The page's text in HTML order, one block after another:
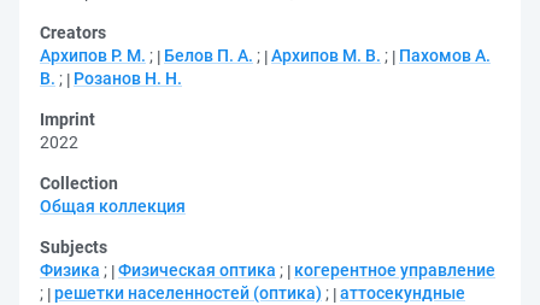
Creators
Архипов Р. М. ; Белов П. А. ; Архипов М. В. ;
Пахомов А.
В. ; Розанов Н. Н.
Imprint
2022
Collection
Общая коллекция
Subjects
Физика ; Физическая оптика ;
когерентное управление
; решетки населенностей (оптика) ; аттосекундные